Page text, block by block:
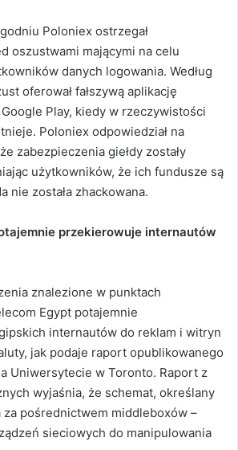
Poloniex ostrzegał
oszustwami mającymi na celu
danych logowania. Według
oferował fałszywą aplikację
Play, kiedy w rzeczywistości
Poloniex odpowiedział na
zabezpieczenia giełdy zostały
użytkowników, że ich fundusze są
nie została zhackowana.
przekierowuje internautów
znalezione w punktach
Egypt potajemnie
internautów do reklam i witryn
jak podaje raport opublikowanego
Uniwersytecie w Toronto. Raport z
wyjaśnia, że schemat, określany
za pośrednictwem middleboxów –
sieciowych do manipulowania